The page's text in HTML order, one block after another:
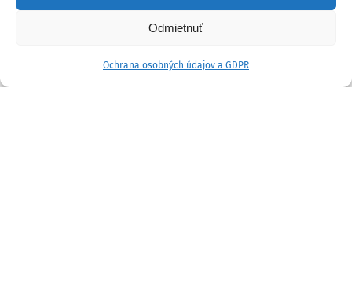
Odmietnuť
Ochrana osobných údajov a GDPR